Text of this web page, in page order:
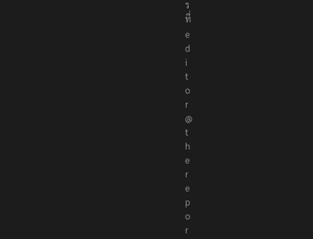
ก
า
ร
ที่
e
d
i
t
o
r
@
t
h
e
r
e
p